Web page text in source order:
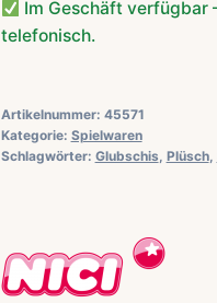
Im Geschäft verfügbar
telefonisch.
Artikelnummer: 45571
Kategorie: Spielwaren
Schlagwörter: Glubschis, Plüsch,